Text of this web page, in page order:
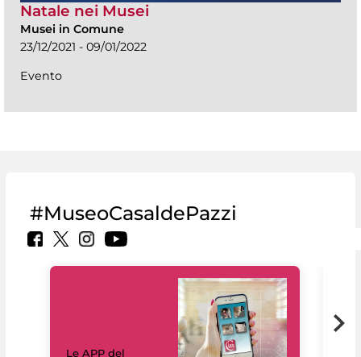
Natale nei Musei
Musei in Comune
23/12/2021 - 09/01/2022
Evento
#MuseoCasaldePazzi
Le APP del